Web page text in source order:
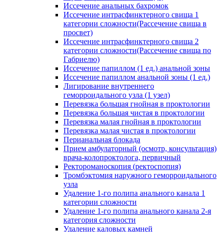
Иссечение анальных бахромок
Иссечение интрасфинктерного свища 1
категории сложности(Рассечение свища в
просвет)
Иссечение интрасфинктерного свища 2
категории сложности(Рассечение свища по
Габриелю)
Иссечение папиллом (1 ед.) анальной зоны
Иссечение папиллом анальной зоны (1 ед.)
Лигирование внутреннего
геморроидального узла (1 узел)
Перевязка большая гнойная в проктологии
Перевязка большая чистая в проктологии
Перевязка малая гнойная в проктологии
Перевязка малая чистая в проктологии
Перианальная блокада
Прием амбулаторный (осмотр, консультация)
врача-колопроктолога, первичный
Ректороманоскопия (ректоспопия)
Тромбэктомия наружного геморроидального
узла
Удаление 1-го полипа анального канала 1
категории сложности
Удаление 1-го полипа анального канала 2-я
категория сложности
Удаление каловых камней